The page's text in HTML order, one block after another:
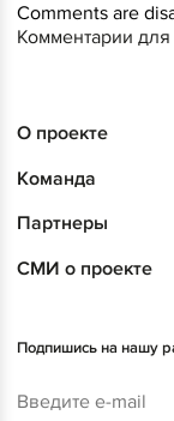
Comments are
Комментарии для
О проекте
Команда
Партнеры
СМИ о проекте
Подпишись на нашу